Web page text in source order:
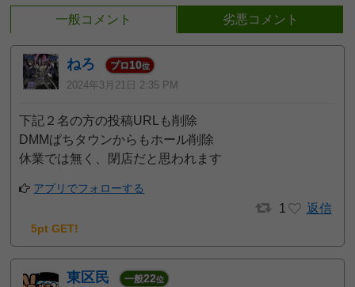
一般コメント 劣悪コメント
ねろ プロ10位
2024年3月21日 2:35 PM
下記２名の方の投稿URLも削除
DMMぱちタウンからもホール削除
休業では無く、閉店だと思われます
アプリでフォローする
1 返信
5pt GET!
東区民 一般22位